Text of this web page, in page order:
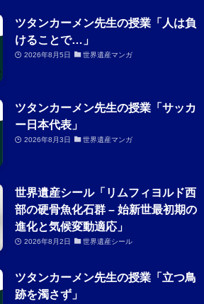
ツタンカーメン先生の授業「人は負
けることで…」
2026年8月5日 世界遺産マンガ
ツタンカーメン先生の授業「サッカ
ー日本代表」
2026年8月3日 世界遺産マンガ
世界遺産シール「リムフィヨルド西
部の硬骨魚化石群 – 始新世最初期の
進化と気候変動適応」
2026年8月2日 世界遺産シール
ツタンカーメン先生の授業「立つ鳥
跡を濁さず」